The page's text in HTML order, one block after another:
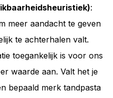
:
meer aandacht te geven
te achterhalen valt.
toegankelijk is voor ons
waarde aan. Valt het je
bepaald merk tandpasta